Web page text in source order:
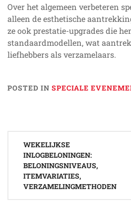
Over het algemeen verbeteren
alleen de esthetische
ze ook prestatie-upgrades die
standaardmodellen, wat
liefhebbers als verzamelaars.
POSTED IN SPECIALE
navigation
WEKELIJKSE
INLOGBELONINGEN:
BELONINGSNIVEAUS,
ITEMVARIATIES,
VERZAMELINGMETHODEN